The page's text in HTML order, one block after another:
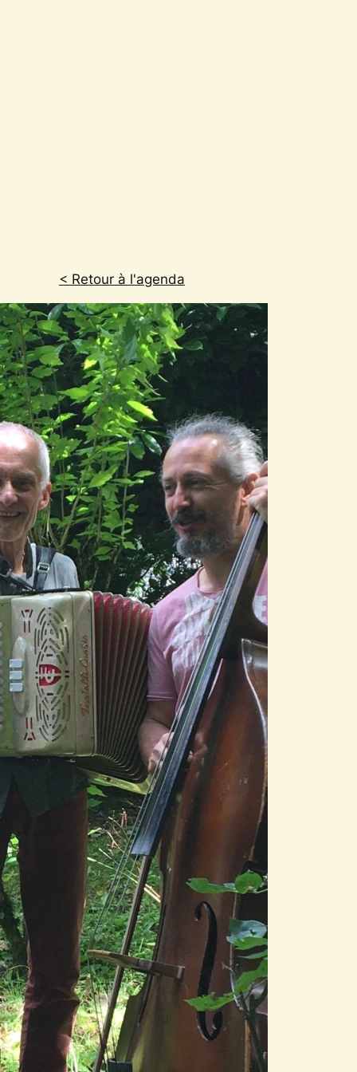
< Retour à l'agenda